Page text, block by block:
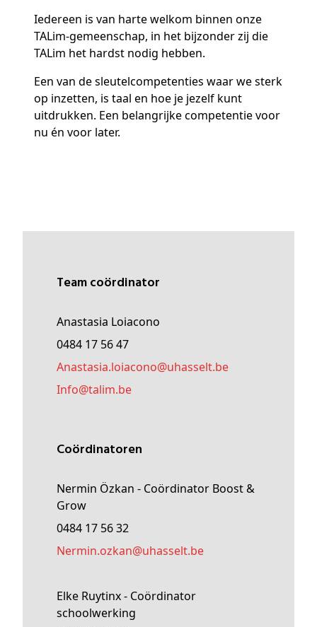
Iedereen is van harte welkom binnen onze
TALim-gemeenschap, in het bijzonder zij die
TALim het hardst nodig hebben.
Een van de sleutelcompetenties waar we sterk
op inzetten, is taal en hoe je jezelf kunt
uitdrukken. Een belangrijke competentie voor
nu én voor later.
Team coördinator
Anastasia Loiacono
0484 17 56 47
anastasia.loiacono@uhasselt.be
Info@talim.be
Coördinatoren
Nermin Özkan - Coördinator Boost &
Grow
0484 17 56 32
nermin.ozkan@uhasselt.be
Elke Ruytinx - Coördinator
schoolwerking